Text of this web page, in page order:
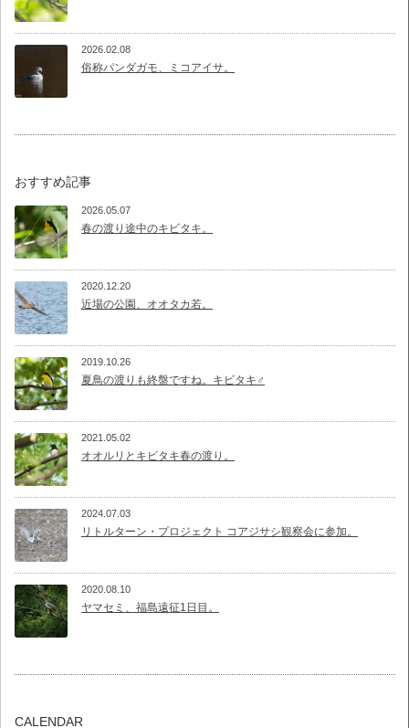
2026.02.08
俗称パンダガモ、ミコアイサ。
おすすめ記事
2026.05.07
春の渡り途中のキビタキ。
2020.12.20
近場の公園、オオタカ若。
2019.10.26
夏鳥の渡りも終盤ですね。キビタキ♂
2021.05.02
オオルリとキビタキ春の渡り。
2024.07.03
リトルターン・プロジェクト コアジサシ観察会に参加。
2020.08.10
ヤマセミ、福島遠征1日目。
CALENDAR